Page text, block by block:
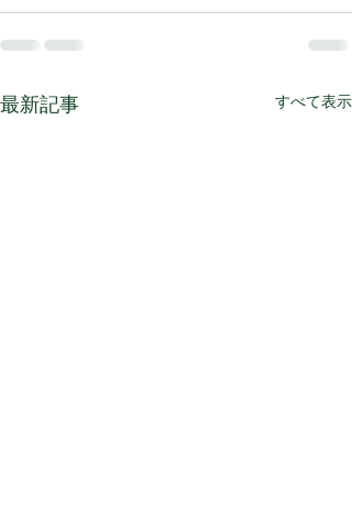
最新記事 すべて表示